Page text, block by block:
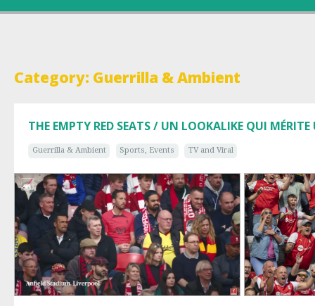
Category: Guerrilla & Ambient
THE EMPTY RED SEATS / UN LOOKALIKE QUI
Guerrilla & Ambient Sports, Events TV and Viral